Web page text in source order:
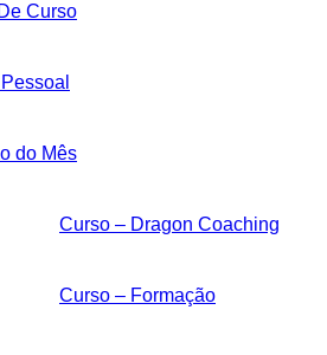
Curso
do Mês
Curso – Dragon Coaching
Curso – Formação